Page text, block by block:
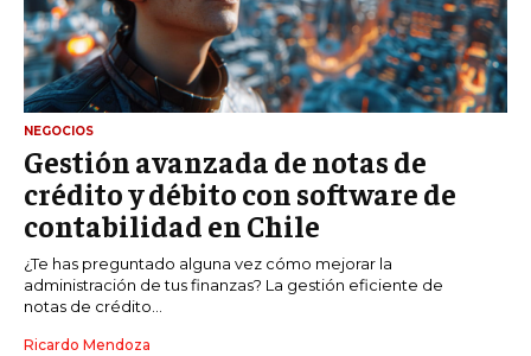
NEGOCIOS
Gestión avanzada de notas de
crédito y débito con software de
contabilidad en Chile
¿Te has preguntado alguna vez cómo mejorar la
administración de tus finanzas? La gestión eficiente de
notas de crédito...
Ricardo Mendoza